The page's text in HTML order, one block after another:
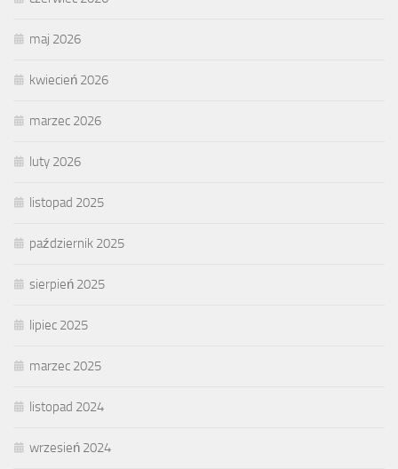
maj 2026
kwiecień 2026
marzec 2026
luty 2026
listopad 2025
październik 2025
sierpień 2025
lipiec 2025
marzec 2025
listopad 2024
wrzesień 2024